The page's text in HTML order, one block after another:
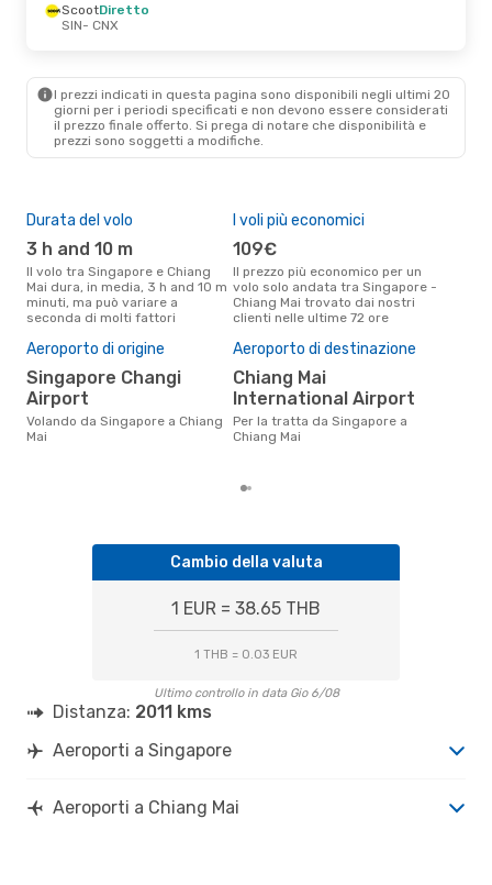
ScootDiretto
SIN- CNX
I prezzi indicati in questa pagina sono disponibili negli ultimi 20
giorni per i periodi specificati e non devono essere considerati
il ​​prezzo finale offerto. Si prega di notare che disponibilità e
prezzi sono soggetti a modifiche.
Durata del volo
3 h and 10 m
Il volo tra Singapore e Chiang
Mai dura, in media, 3 h and 10 m
minuti, ma può variare a
seconda di molti fattori
I voli più economici
109€
Il prezzo più economico per un
volo solo andata tra Singapore -
Chiang Mai trovato dai nostri
clienti nelle ultime 72 ore
Aeroporto di origine
Singapore Changi
Airport
Volando da Singapore a Chiang
Mai
Aeroporto di destinazione
Chiang Mai
International Airport
Per la tratta da Singapore a
Chiang Mai
Cambio della valuta
1 EUR = 38.65 THB
1 THB = 0.03 EUR
Ultimo controllo in data Gio 6/08
Distanza: 2011 kms
Aeroporti a Singapore
Aeroporti a Chiang Mai